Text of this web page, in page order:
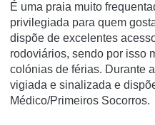
É uma praia muito
privilegiada para quem
dispõe de excelentes
rodoviários, sendo por isso
colónias de férias. Durante
vigiada e sinalizada e
Médico/Primeiros Socorros.